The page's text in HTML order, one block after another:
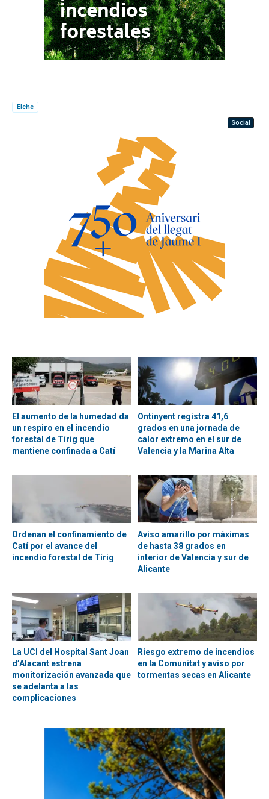
Elche
Social
El aumento de la humedad da
un respiro en el incendio
forestal de Tírig que
mantiene confinada a Catí
Ontinyent registra 41,6
grados en una jornada de
calor extremo en el sur de
Valencia y la Marina Alta
Ordenan el confinamiento de
Catí por el avance del
incendio forestal de Tírig
Aviso amarillo por máximas
de hasta 38 grados en
interior de Valencia y sur de
Alicante
La UCI del Hospital Sant Joan
d’Alacant estrena
monitorización avanzada que
se adelanta a las
complicaciones
Riesgo extremo de incendios
en la Comunitat y aviso por
tormentas secas en Alicante